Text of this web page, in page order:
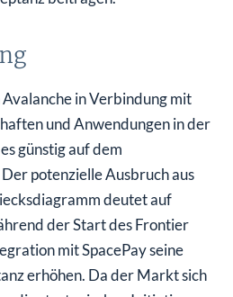
in Verbindung mit
und Anwendungen in der
günstig auf dem
potenzielle Ausbruch aus
deutet auf
der Start des Frontier
mit SpacePay seine
erhöhen. Da der Markt sich